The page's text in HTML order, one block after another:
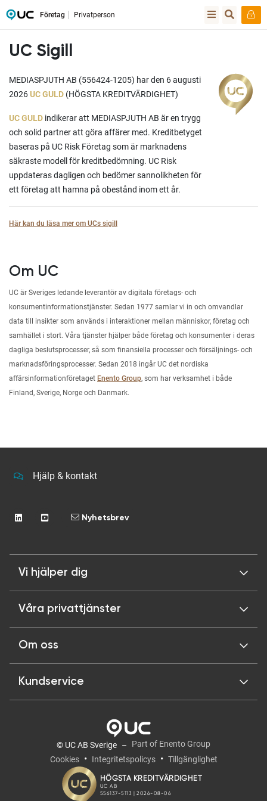
Företag Privatperson
UC Sigill
MEDIASPJUTH AB (556424-1205) har den 6 augusti
2026UC GULD (HÖGSTA KREDITVÄRDIGHET)
UC GULD indikerar att MEDIASPJUTH AB är en trygg
och solid partner att göra affärer med. Kreditbetyget
baseras på UC Risk Företag som är marknadens
säkraste modell för kreditbedömning. UC Risk
uppdateras dagligen och bedömer sannolikheten för
ett företag att hamna på obestånd inom ett år.
Här kan du läsa mer om UCs sigill
Om UC
UC är Sveriges ledande leverantör av digitala företags- och
konsumentinformationstjänster. Sedan 1977 samlar vi in och omvandlar
data till insikter som används i interaktioner mellan människor, företag och
samhället i stort. Våra tjänster hjälper både företag och konsumenter i deras
dagliga beslutsprocesser, så som finansiella processer och försäljnings- och
marknadsföringsprocesser. Sedan 2018 ingår UC det nordiska
affärsinformationföretaget Enento Group, som har verksamhet i både
Finland, Sverige, Norge och Danmark.
Hjälp & kontakt
Nyhetsbrev
Vi hjälper dig
Våra privattjänster
Om oss
Kundservice
© UC AB Sverige
Part of Enento Group
Cookies
Integritetspolicys Tillgänglighet